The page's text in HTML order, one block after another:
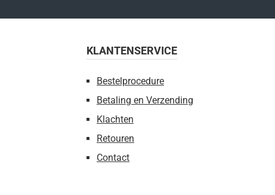
KLANTENSERVICE
Bestelprocedure
Betaling en Verzending
Klachten
Retouren
Contact